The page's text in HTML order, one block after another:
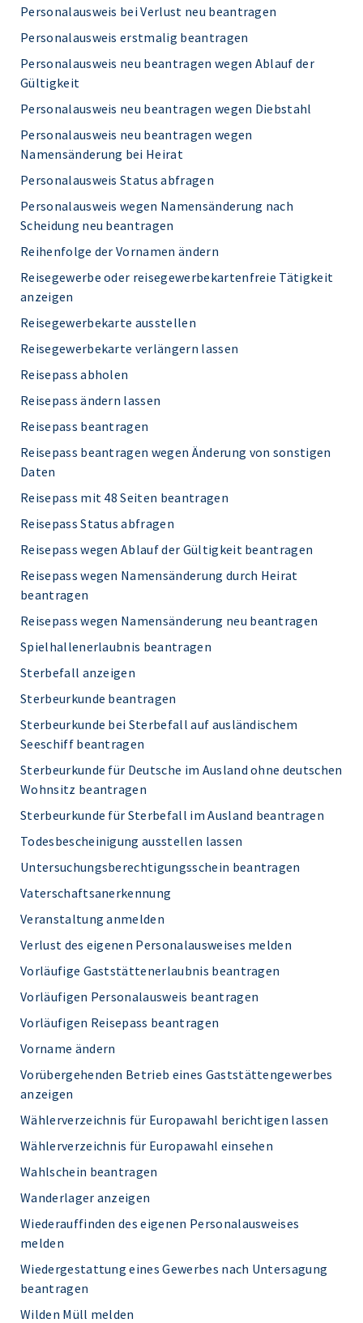
Personalausweis bei Verlust neu beantragen
Personalausweis erstmalig beantragen
Personalausweis neu beantragen wegen Ablauf der
Gültigkeit
Personalausweis neu beantragen wegen Diebstahl
Personalausweis neu beantragen wegen
Namensänderung bei Heirat
Personalausweis Status abfragen
Personalausweis wegen Namensänderung nach
Scheidung neu beantragen
Reihenfolge der Vornamen ändern
Reisegewerbe oder reisegewerbekartenfreie Tätigkeit
anzeigen
Reisegewerbekarte ausstellen
Reisegewerbekarte verlängern lassen
Reisepass abholen
Reisepass ändern lassen
Reisepass beantragen
Reisepass beantragen wegen Änderung von sonstigen
Daten
Reisepass mit 48 Seiten beantragen
Reisepass Status abfragen
Reisepass wegen Ablauf der Gültigkeit beantragen
Reisepass wegen Namensänderung durch Heirat
beantragen
Reisepass wegen Namensänderung neu beantragen
Spielhallenerlaubnis beantragen
Sterbefall anzeigen
Sterbeurkunde beantragen
Sterbeurkunde bei Sterbefall auf ausländischem
Seeschiff beantragen
Sterbeurkunde für Deutsche im Ausland ohne deutschen
Wohnsitz beantragen
Sterbeurkunde für Sterbefall im Ausland beantragen
Todesbescheinigung ausstellen lassen
Untersuchungsberechtigungsschein beantragen
Vaterschaftsanerkennung
Veranstaltung anmelden
Verlust des eigenen Personalausweises melden
Vorläufige Gaststättenerlaubnis beantragen
Vorläufigen Personalausweis beantragen
Vorläufigen Reisepass beantragen
Vorname ändern
Vorübergehenden Betrieb eines Gaststättengewerbes
anzeigen
Wählerverzeichnis für Europawahl berichtigen lassen
Wählerverzeichnis für Europawahl einsehen
Wahlschein beantragen
Wanderlager anzeigen
Wiederauffinden des eigenen Personalausweises
melden
Wiedergestattung eines Gewerbes nach Untersagung
beantragen
Wilden Müll melden